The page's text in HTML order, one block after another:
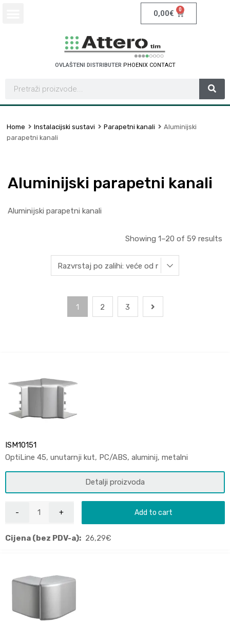
0,00€ 0
OVLAŠTENI DISTRIBUTER PHOENIX CONTACT
Home Instalacijski sustavi Parapetni kanali
Aluminijski
parapetni kanali
Aluminijski parapetni kanali
Aluminijski parapetni kanali
Showing 1–20 of 59 results
1 2 3
ISM10151
OptiLine 45, unutarnji kut, PC/ABS, aluminij, metalni
Detalji proizvoda
Add to cart
Cijena (bez PDV-a): 26,29€